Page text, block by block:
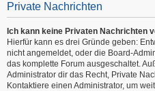
Private Nachrichten
Ich kann keine Privaten Nachrichten
Hierfür kann es drei Gründe geben:
nicht angemeldet, oder die Board-
das komplette Forum ausgeschaltet.
Administrator dir das Recht, Private
Kontaktiere einen Administrator, um